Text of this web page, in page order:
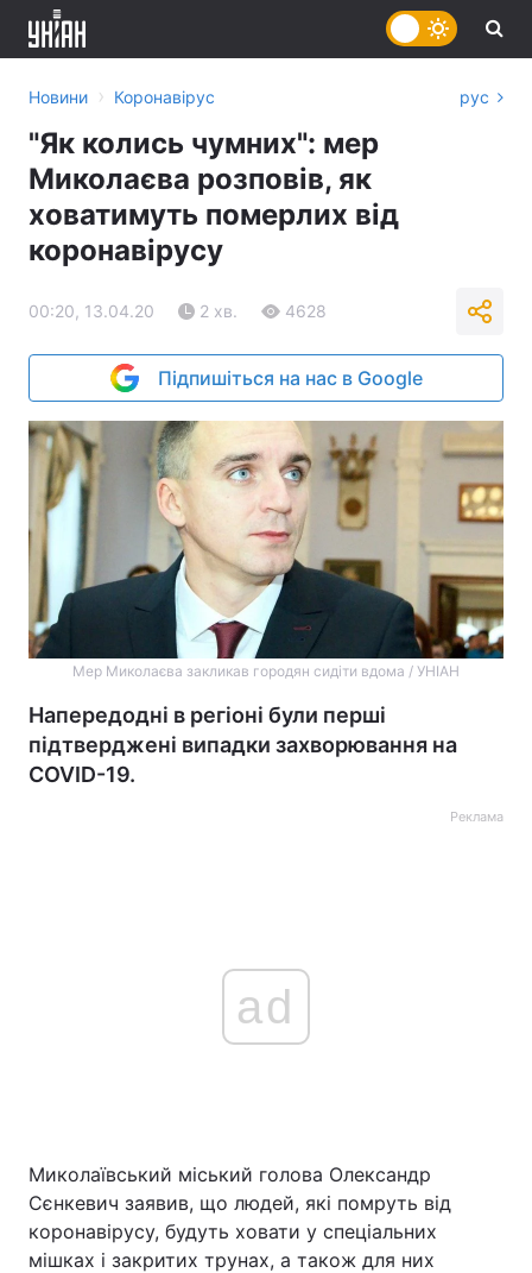
Головна Війна
Політика
Новини › Коронавірус рус
"Як колись чумних": мер
Миколаєва розповів, як
ховатимуть померлих від
коронавірусу
00:20, 13.04.20 2 хв. 4628
Підпишіться на нас в Google
Мер Миколаєва закликав городян сидіти вдома / УНІАН
Напередодні в регіоні були перші
підтверджені випадки захворювання на
COVID-19.
Реклама
ad
Миколаївський міський голова Олександр
Сєнкевич заявив, що людей, які помруть від
коронавірусу, будуть ховати у спеціальних
мішках і закритих трунах, а також для них